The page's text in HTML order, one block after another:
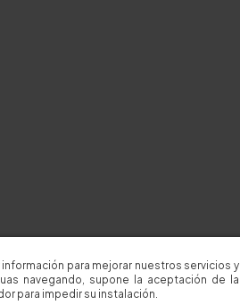
para mejorar nuestros servicios y
navegando, supone la aceptación de la
para impedir su instalación.